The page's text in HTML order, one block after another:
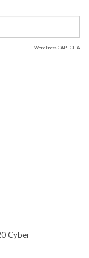
WordPress CAPTCHA